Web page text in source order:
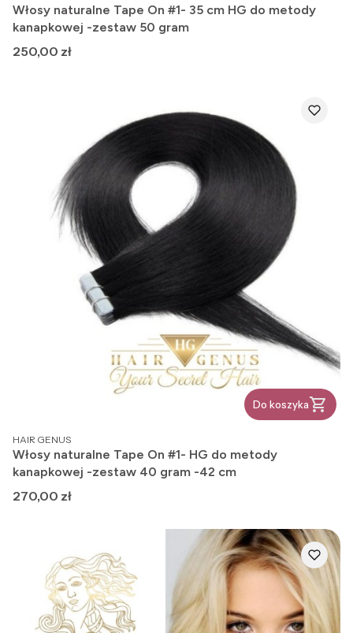
Włosy naturalne Tape On #1- 35 cm HG do metody
kanapkowej -zestaw 50 gram
Cena
250,00 zł
Do koszyka
PRODUCENT
HAIR GENUS
Włosy naturalne Tape On #1- HG do metody
kanapkowej -zestaw 40 gram -42 cm
Cena
270,00 zł